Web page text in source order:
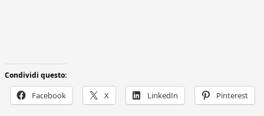
Condividi questo:
Facebook X LinkedIn Pinterest